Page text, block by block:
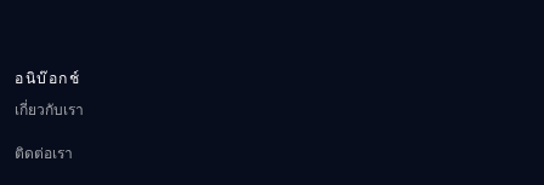
อนิบ๊อกช์
เกี่ยวกับเรา
ติดต่อเรา